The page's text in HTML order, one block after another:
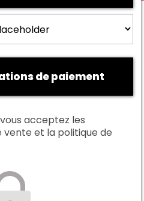
de paiement
acceptez les
vente et la politique de